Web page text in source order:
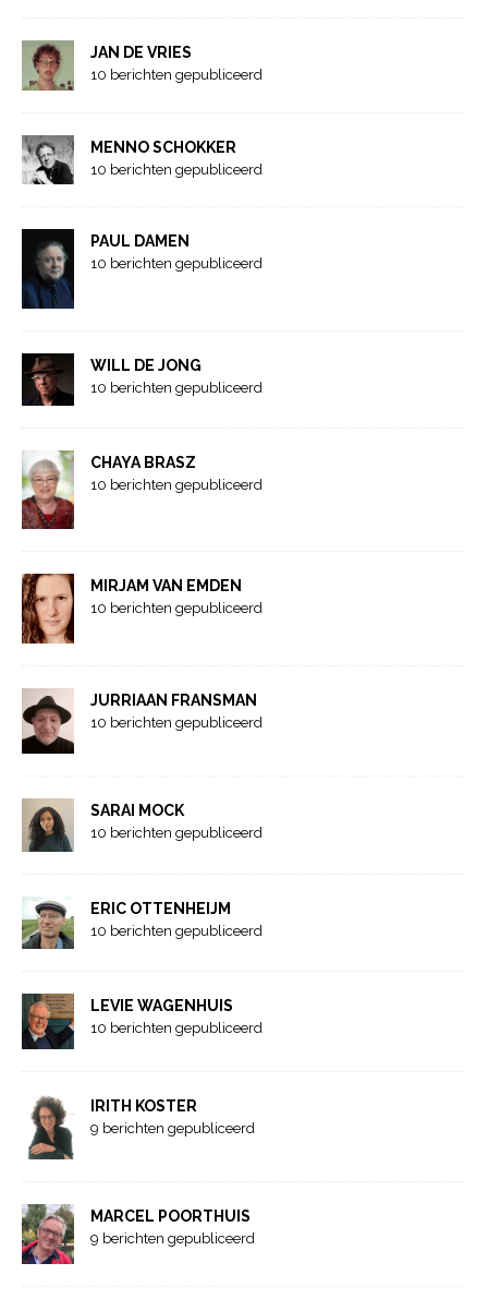
JAN DE VRIES
10 berichten gepubliceerd
MENNO SCHOKKER
10 berichten gepubliceerd
PAUL DAMEN
10 berichten gepubliceerd
WILL DE JONG
10 berichten gepubliceerd
CHAYA BRASZ
10 berichten gepubliceerd
MIRJAM VAN EMDEN
10 berichten gepubliceerd
JURRIAAN FRANSMAN
10 berichten gepubliceerd
SARAI MOCK
10 berichten gepubliceerd
ERIC OTTENHEIJM
10 berichten gepubliceerd
LEVIE WAGENHUIS
10 berichten gepubliceerd
IRITH KOSTER
9 berichten gepubliceerd
MARCEL POORTHUIS
9 berichten gepubliceerd